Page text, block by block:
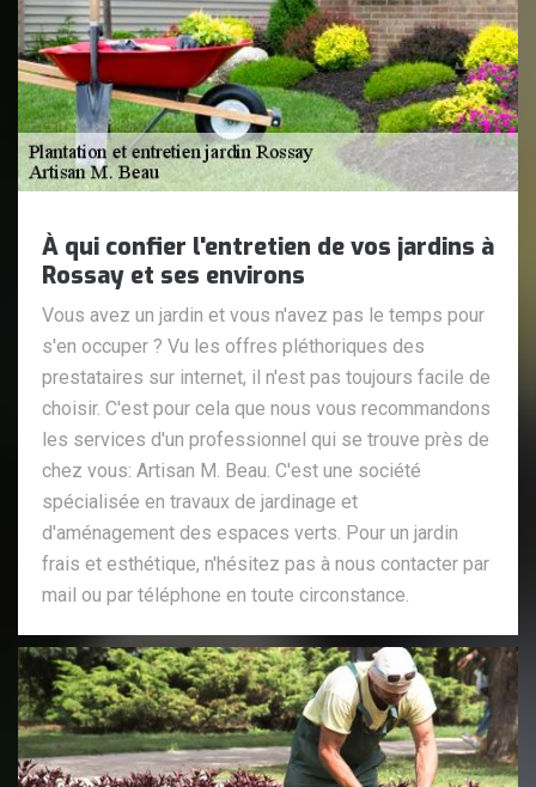
À qui confier l'entretien de vos jardins à
Rossay et ses environs
Vous avez un jardin et vous n'avez pas le temps pour
s'en occuper ? Vu les offres pléthoriques des
prestataires sur internet, il n'est pas toujours facile de
choisir. C'est pour cela que nous vous recommandons
les services d'un professionnel qui se trouve près de
chez vous: Artisan M. Beau. C'est une société
spécialisée en travaux de jardinage et
d'aménagement des espaces verts. Pour un jardin
frais et esthétique, n'hésitez pas à nous contacter par
mail ou par téléphone en toute circonstance.